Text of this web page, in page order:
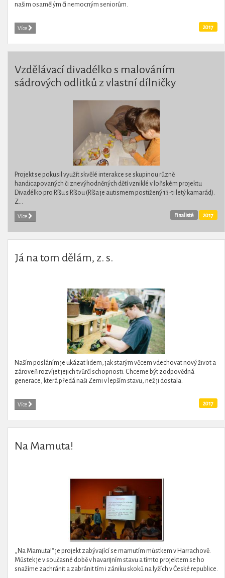
našim osamělým či nemocným seniorům.
Více 2017
Vzdělávací divadélko s malováním
sádrových odlitků z vlastní dílničky
Projekt se pokusil využít skvělé interakce se skupinou různě
handicapovaných či znevýhodněných dětí vzniklé v loňském projektu
Divadélko pro Ríšu s Ríšou (Ríša je autismem postižený 13-ti letý kamarád).
Z...
Více 2017
Finalisté
Já na tom dělám, z. s.
Naším posláním je ukázat lidem, jak starým věcem vdechovat nový život a
zároveň rozvíjet jejich tvůrčí schopnosti. Chceme být zodpovědná
generace, která předá naši Zemi v lepším stavu, než ji dostala.
Více 2017
Na Mamuta!
„Na Mamuta!“ je projekt zabývající se mamutím můstkem v Harrachově.
Můstek je v současné době v havarijním stavu a tímto projektem se ho
snažíme zachránit a zabránit tím i zániku skoků na lyžích v České republice.